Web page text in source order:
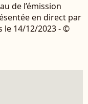
de l’émission
en direct par
le 14/12/2023 - ©